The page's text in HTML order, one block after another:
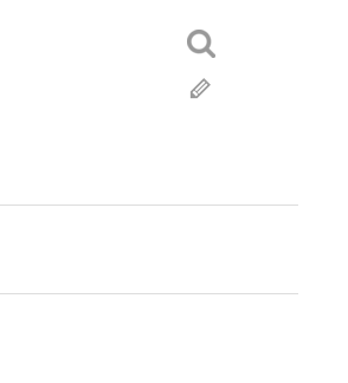
検
索: